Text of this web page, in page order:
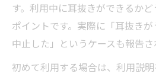
す。利用中に耳抜きができるか
ポイントです。実際に「耳抜き
中止した」というケースも報告さ
初めて利用する場合は、利用説